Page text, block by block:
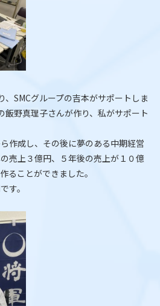
、SMCグループの吉本がサポートしま
飯野真理子さんが作り、私がサポート
作成し、その後に夢のある中期経営
売上３億円、５年後の売上が１０億
ることができました。
す。